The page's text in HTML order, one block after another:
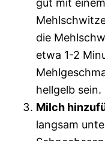
die
etwa 1-2
hellgelb sein.
Milch
langsam